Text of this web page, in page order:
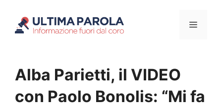
Menu
Alba Parietti, il VIDEO
con Paolo Bonolis: “Mi fa